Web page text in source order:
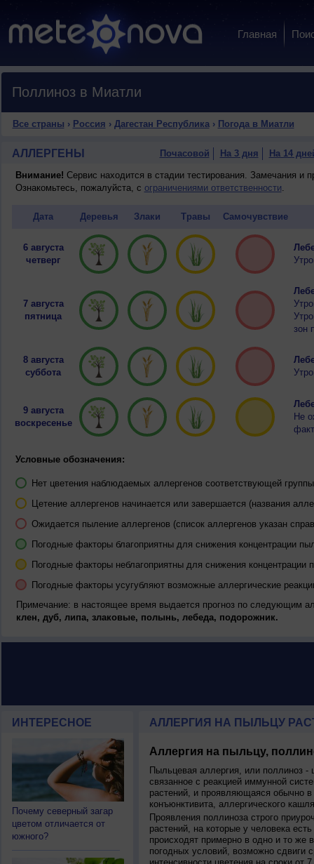
Главная
Поллиноз в Миатли
Все страны › Россия › Дагестан Республика› Погода в Миатли
АЛЛЕРГЕНЫ Почасовой На 3 дня На 14
Внимание! Сервис находится в стадии тестирования. Замечания и
Ознакомьтесь, пожалуйста, с ограничениями ответственности.
Дата Деревья Злаки Травы Самочувствие
6 августа
четверг
7 августа
пятница
зон
8 августа
суббота
9 августа
воскресенье
Не
Условные обозначения:
Нет цветения наблюдаемых аллергенов соответствующей
Цетение аллергенов начинается или завершается (названия
Ожидается пыление аллергенов (список аллергенов указан
Погодные факторы благоприятны для снижения концентрации
Погодные факторы неблагоприятны для снижения концентрации
Погодные факторы усугубляют возможные аллергические
Примечание: в настоящее время выдается прогноз по следующим
клен, дуб, липа, злаковые, полынь, лебеда, подорожник.
ИНТЕРЕСНОЕ
Почему северный загар
цветом отличается от
южного?
АЛЛЕРГИЯ НА ПЫЛЬЦУ
Аллергия на пыльцу,
Пыльцевая аллергия, или поллиноз -
связанное с реакцией иммунной
растений, и проявляющаяся обычно
конъюнктивита, аллергического
Проявления поллиноза строго
растений, на которые у человека
происходят примерно в одно и то же
погодных условий, возможно сдвиги